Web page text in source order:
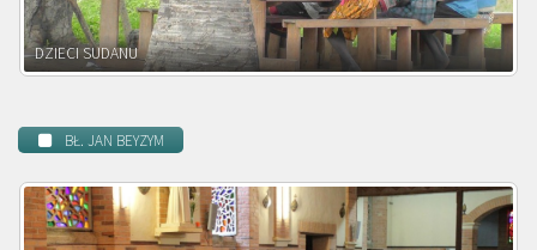
DZIECI ZAMBII
BŁ. JAN BEYZYM